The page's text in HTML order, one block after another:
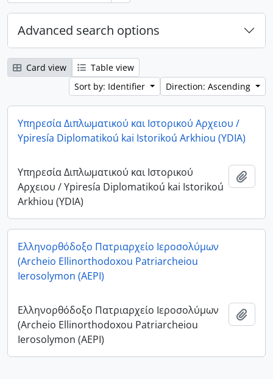
Advanced search options
Card view
Table view
Sort by: Identifier
Direction: Ascending
Υπηρεσία Διπλωματικού και Ιστορικού Αρχειου /
Ypiresía Diplomatikoú kai Istorikoú Arkhiou (YDIA)
Υπηρεσία Διπλωματικού και Ιστορικού
Αρχειου / Ypiresía Diplomatikoú kai Istorikoú
Arkhiou (YDIA)
Ελληνορθόδοξο Πατριαρχείο Ιεροσολύμων
(Archeio Ellinorthodoxou Patriarcheiou
Ierosolymon (AEPI)
Ελληνορθόδοξο Πατριαρχείο Ιεροσολύμων
(Archeio Ellinorthodoxou Patriarcheiou
Ierosolymon (AEPI)